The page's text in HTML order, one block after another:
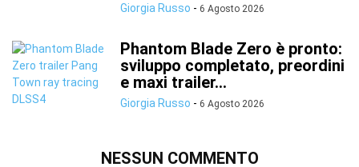
Giorgia Russo - 6 Agosto 2026
Phantom Blade Zero è pronto:
sviluppo completato, preordini
e maxi trailer...
Giorgia Russo - 6 Agosto 2026
NESSUN COMMENTO